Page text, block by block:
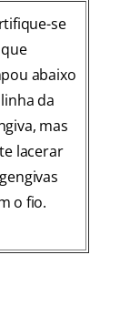
se
abaixo
da
mas
lacerar
o fio.